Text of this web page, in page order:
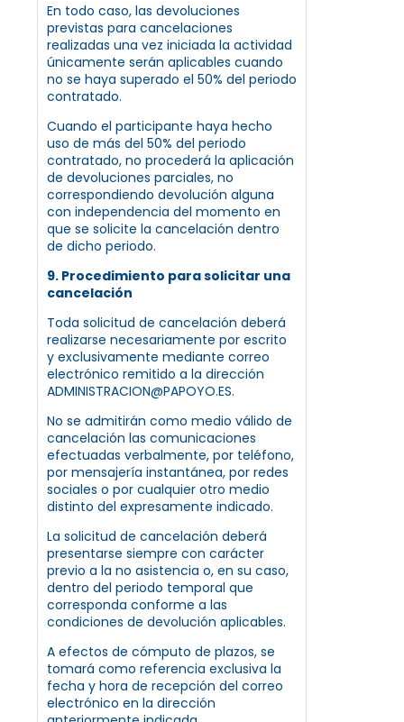
En todo caso, las devoluciones
previstas para cancelaciones
realizadas una vez iniciada la actividad
únicamente serán aplicables cuando
no se haya superado el 50% del periodo
contratado.
Cuando el participante haya hecho
uso de más del 50% del periodo
contratado, no procederá la aplicación
de devoluciones parciales, no
correspondiendo devolución alguna
con independencia del momento en
que se solicite la cancelación dentro
de dicho periodo.
9. Procedimiento para solicitar una
cancelación
Toda solicitud de cancelación deberá
realizarse necesariamente por escrito
y exclusivamente mediante correo
electrónico remitido a la dirección
ADMINISTRACION@PAPOYO.ES.
No se admitirán como medio válido de
cancelación las comunicaciones
efectuadas verbalmente, por teléfono,
por mensajería instantánea, por redes
sociales o por cualquier otro medio
distinto del expresamente indicado.
La solicitud de cancelación deberá
presentarse siempre con carácter
previo a la no asistencia o, en su caso,
dentro del periodo temporal que
corresponda conforme a las
condiciones de devolución aplicables.
A efectos de cómputo de plazos, se
tomará como referencia exclusiva la
fecha y hora de recepción del correo
electrónico en la dirección